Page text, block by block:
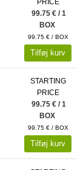
99.75 € / 1
BOX
99.75 € / BOX
Tilføj kurv
STARTING
PRICE
99.75 € / 1
BOX
99.75 € / BOX
Tilføj kurv